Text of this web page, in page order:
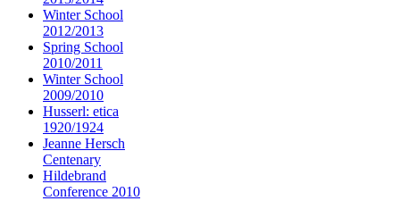
Winter School
2012/2013
Spring School
2010/2011
Winter School
2009/2010
Husserl: etica
1920/1924
Jeanne Hersch
Centenary
Hildebrand
Conference 2010